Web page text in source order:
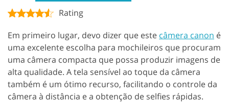
Rating
Em primeiro lugar, devo dizer que este câmera canon é
uma excelente escolha para mochileiros que procuram
uma câmera compacta que possa produzir imagens de
alta qualidade. A tela sensível ao toque da câmera
também é um ótimo recurso, facilitando o controle da
câmera à distância e a obtenção de selfies rápidas.